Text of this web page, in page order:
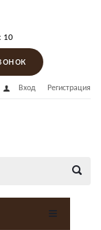
10
Вход Регистрация